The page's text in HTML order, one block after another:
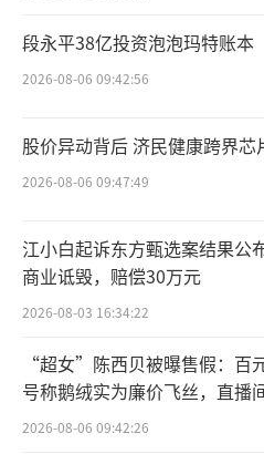
秘钥；为溪创始人、罗
员带来消费社会的趋势
而在百年不遇的大
持长期主义，是企业
键所在。正如郎酒集团
化中同样孕育着新机遇
外部，而强者则坚定自
追求永远正确，而是
行。”
如今，郎酒交出
段永平38亿投资泡泡玛特账本
2026-08-06 09:42:56
股价异动背后 济民健康跨界芯
2026-08-06 09:47:49
江小白起诉东方甄选案结果公
商业诋毁，赔偿30万元
2026-08-03 16:34:22
“超女”陈西贝被曝售假：百
号称鹅绒实为廉价飞丝，直播
百万元
2026-08-06 09:42:26